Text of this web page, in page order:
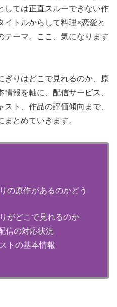
しては正直スルーできない作
イトルからして料理×恋愛と
テーマ。ここ、気になります
ぎりはどこで見れるのか、原
報を軸に、配信サービス、
ト、作品の評価傾向まで、
とめていきます。
の原作があるのかどう
がどこで見れるのか
信の対応状況
トの基本情報